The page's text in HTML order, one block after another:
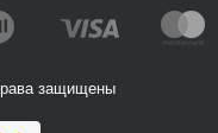
защищены